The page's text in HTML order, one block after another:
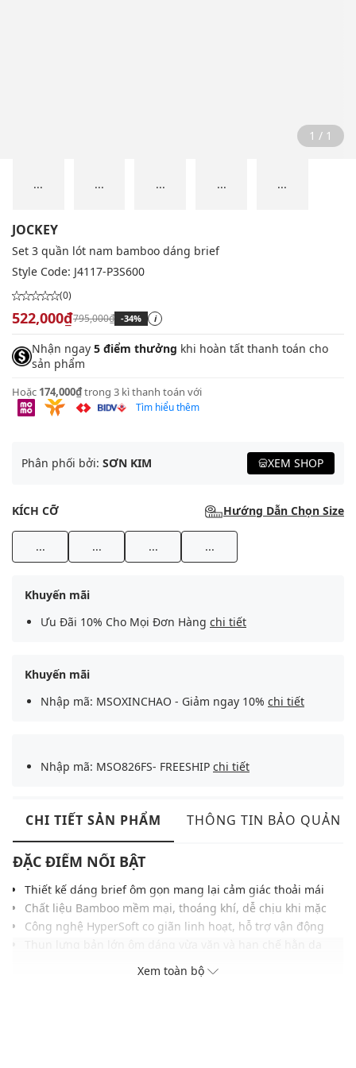
1 / 1
... ... ... ... ...
JOCKEY
Set 3 quần lót nam bamboo dáng brief
Style Code: J4117-P3S600
(0)
522,000₫795,000₫ -34% i
Nhận ngay 5 điểm thưởng khi hoàn tất thanh toán cho
sản phẩm
Hoặc 174,000₫trong 3 kì thanh toán với
Tìm hiểu thêm
Phân phối bởi: SƠN KIM XEM SHOP
KÍCH CỠ Hướng Dẫn Chọn Size
... ... ... ...
Khuyến mãi
Ưu Đãi 10% Cho Mọi Đơn Hàng chi tiết
Khuyến mãi
Nhập mã: MSOXINCHAO - Giảm ngay 10% chi tiết
Nhập mã: MSO826FS- FREESHIP chi tiết
CHI TIẾT SẢN PHẨM THÔNG TIN BẢO QUẢN
ĐẶC ĐIỂM NỔI BẬT
Thiết kế dáng brief ôm gọn mang lại cảm giác thoải mái
Chất liệu Bamboo mềm mại, thoáng khí, dễ chịu khi mặc
Công nghệ HyperSoft co giãn linh hoạt, hỗ trợ vận động
Khả năng thấm hút hiệu quả giúp bề mặt luôn khô ráo
Cấu trúc nâng đỡ tối ưu tôn dáng cơ thể, giảm xô lệch
Xem toàn bộ